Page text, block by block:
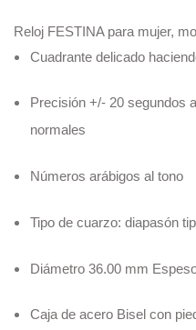
Reloj FESTINA para mujer,
Cuadrante delicado
Precisión +/- 20 segundos
normales
Números arábigos al tono
Tipo de cuarzo: diapasón
Diámetro 36.00 mm
Caja de acero Bisel con